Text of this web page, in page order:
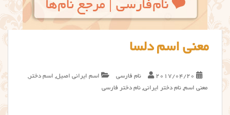
معنی اسم دلسا
2017/04/20 نام فارسی اسم ایرانی اصیل, اسم دختر ,
معنی اسم, نام دختر ایرانی, نام دختر فارسی